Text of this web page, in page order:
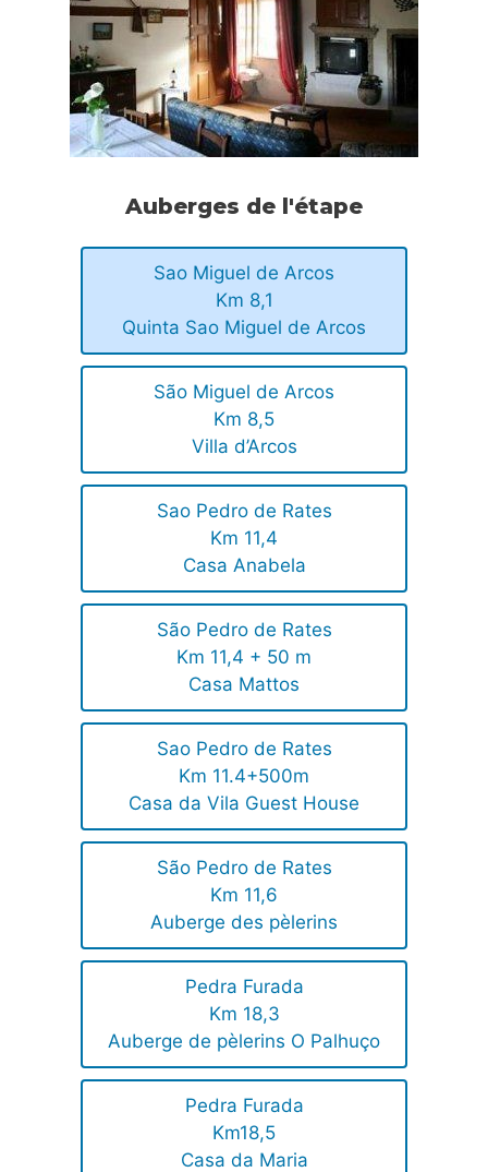
Auberges de l'étape
Sao Miguel de Arcos
Km 8,1
Quinta Sao Miguel de Arcos
São Miguel de Arcos
Km 8,5
Villa d’Arcos
Sao Pedro de Rates
Km 11,4
Casa Anabela
São Pedro de Rates
Km 11,4 + 50 m
Casa Mattos
Sao Pedro de Rates
Km 11.4+500m
Casa da Vila Guest House
São Pedro de Rates
Km 11,6
Auberge des pèlerins
Pedra Furada
Km 18,3
Auberge de pèlerins O Palhuço
Pedra Furada
Km18,5
Casa da Maria